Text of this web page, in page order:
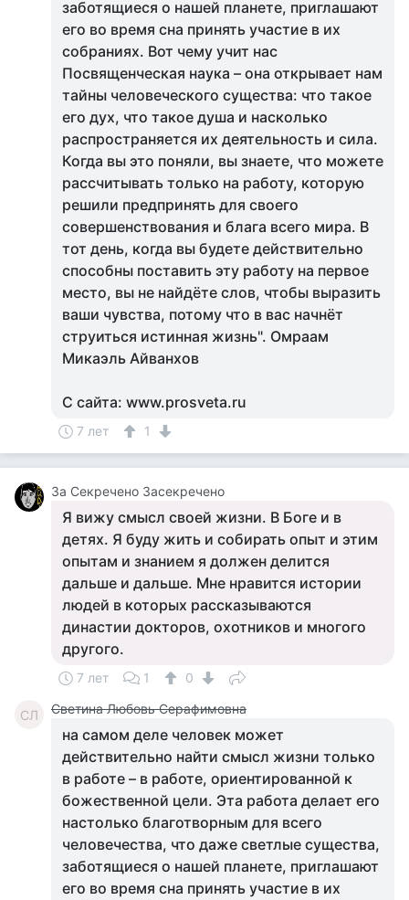
заботящиеся о нашей планете, приглашают
его во время сна принять участие в их
собраниях. Вот чему учит нас
Посвященческая наука – она открывает нам
тайны человеческого существа: что такое
его дух, что такое душа и насколько
распространяется их деятельность и сила.
Когда вы это поняли, вы знаете, что можете
рассчитывать только на работу, которую
решили предпринять для своего
совершенствования и блага всего мира. В
тот день, когда вы будете действительно
способны поставить эту работу на первое
место, вы не найдёте слов, чтобы выразить
ваши чувства, потому что в вас начнёт
струиться истинная жизнь". Омраам
Микаэль Айванхов
С сайта: www.prosveta.ru
7 лет 1
За Секречено Засекречено
Я вижу смысл своей жизни. В Боге и в
детях. Я буду жить и собирать опыт и этим
опытам и знанием я должен делится
дальше и дальше. Мне нравится истории
людей в которых рассказываются
династии докторов, охотников и многого
другого.
7 лет 1 0
СЛ Светина Любовь Серафимовна
на самом деле человек может
действительно найти смысл жизни только
в работе – в работе, ориентированной к
божественной цели. Эта работа делает его
настолько благотворным для всего
человечества, что даже светлые существа,
заботящиеся о нашей планете, приглашают
его во время сна принять участие в их